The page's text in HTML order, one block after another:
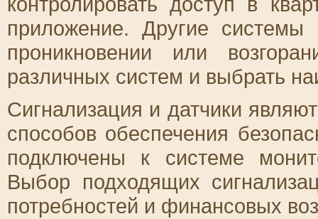
приложение. Другие системы
проникновении или
различных систем и выбрать
Сигнализация и датчики
способов обеспечения
подключены к системе
Выбор подходящих
потребностей и финансовых